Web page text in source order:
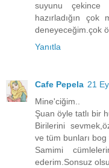
suyunu çekince
hazırladığın
deneyeceğim.çok
Yanıtla
Cafe Pepela 21
Mine'ciğim..
Şuan öyle tatlı bir
Birilerini
ve tüm bunları bog
Samimi
ederim.Sonsuz